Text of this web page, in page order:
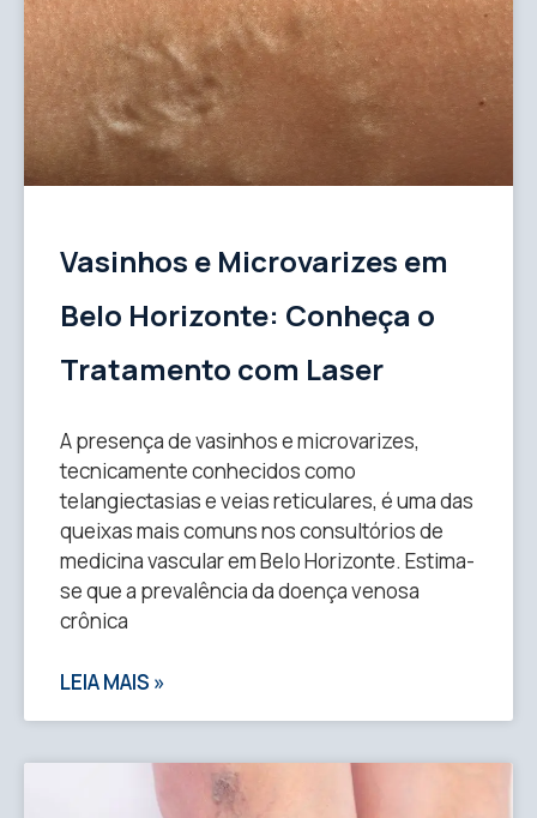
Vasinhos e Microvarizes em
Belo Horizonte: Conheça o
Tratamento com Laser
A presença de vasinhos e microvarizes,
tecnicamente conhecidos como
telangiectasias e veias reticulares, é uma das
queixas mais comuns nos consultórios de
medicina vascular em Belo Horizonte. Estima-
se que a prevalência da doença venosa
crônica
LEIA MAIS »